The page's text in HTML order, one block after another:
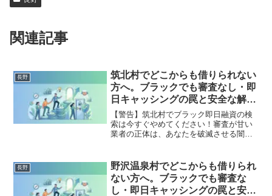
関連記事
長野
筑北村でどこからも借りられない
方へ。ブラックでも審査なし・即
日キャッシングの罠と安全な解決
策
【警告】筑北村でブラック即日融資の検
索は今すぐやめてください！審査が甘い
業者の正体は、あなたを破滅させる闇金
村で違法業者を避け、借金地獄から抜け
出した方々の実体験と確実な解決策を完
全公開。
長野
野沢温泉村でどこからも借りられ
ない方へ。ブラックでも審査な
し・即日キャッシングの罠と安全